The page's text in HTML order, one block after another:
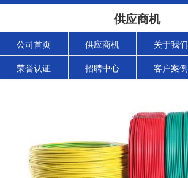
供应商机
公司首页 供应商机 关于我们
荣誉认证 招聘中心 客户案例